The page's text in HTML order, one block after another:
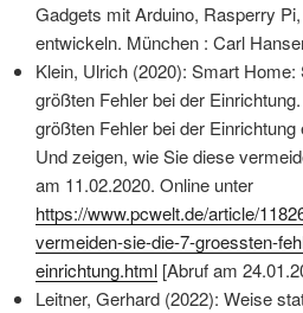
Gadgets mit Arduino, Rasperry
entwickeln. München : Carl
Klein, Ulrich (2020): Smart
größten Fehler bei der
größten Fehler bei der
Und zeigen, wie Sie diese
am 11.02.2020. Online unter
https://www.pcwelt.de/article/
vermeiden-sie-die-7-groessten-
einrichtung.html [Abruf am
Leitner, Gerhard (2022): Weise